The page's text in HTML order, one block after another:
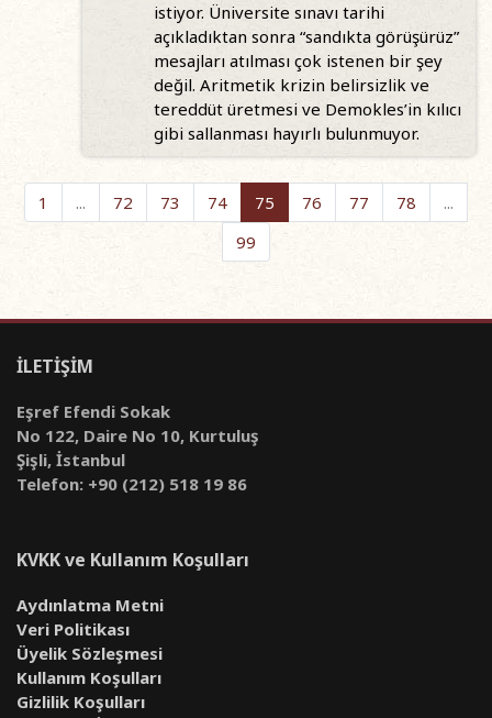
istiyor. Üniversite sınavı tarihi
açıkladıktan sonra “sandıkta görüşürüz”
mesajları atılması çok istenen bir şey
değil. Aritmetik krizin belirsizlik ve
tereddüt üretmesi ve Demokles’in kılıcı
gibi sallanması hayırlı bulunmuyor.
1 ... 72 73 74 75 76 77 78
...
99
İLETİŞİM
Eşref Efendi Sokak
No 122, Daire No 10, Kurtuluş
Şişli, İstanbul
Telefon: +90 (212) 518 19 86
KVKK ve Kullanım Koşulları
Aydınlatma Metni
Veri Politikası
Üyelik Sözleşmesi
Kullanım Koşulları
Gizlilik Koşulları